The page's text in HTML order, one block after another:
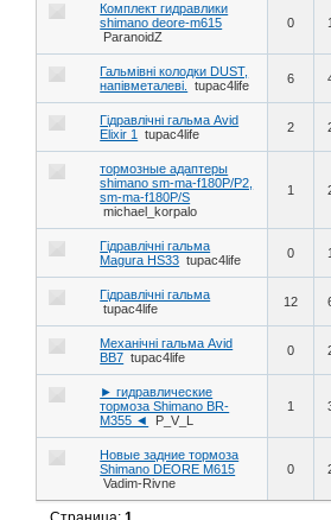
Комплект гидравлики
shimano deore-m615
ParanoidZ
0
Гальмівні колодки DUST,
напівметалеві.
tupac4life 6
Гідравлічні гальма Avid
Elixir 1
tupac4life 2
тормозные адаптеры
shimano sm-ma-f180P/P2,
sm-ma-f180P/S
michael_korpalo
1
Гідравлічні гальма
Magura HS33 tupac4life 0
Гідравлічні гальма
tupac4life
12
Механічні гальма Avid
BB7 tupac4life 0
► гидравлические
тормоза Shimano BR-
M355 ◄
P_V_L
1
Новые задние тормоза
Shimano DEORE M615
Vadim-Rivne
0